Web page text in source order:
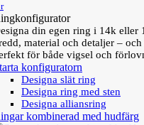
din egen ring i 14k
material och detaljer –
för både vigsel och
konfiguratorn
Designa slät ring
Designa ring med sten
Designa alliansring
kombinerad med hudfärg